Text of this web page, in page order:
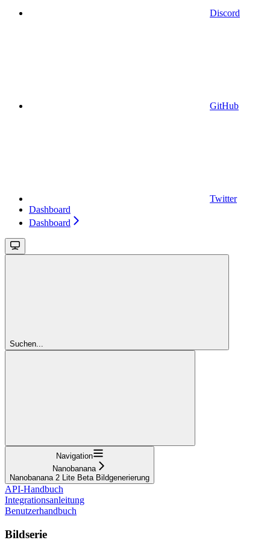
Discord
GitHub
Twitter
Dashboard
Dashboard
Suchen...
Navigation
Nanobanana
Nanobanana 2 Lite Beta Bildgenerierung
API-Handbuch
Integrationsanleitung
Benutzerhandbuch
Bildserie